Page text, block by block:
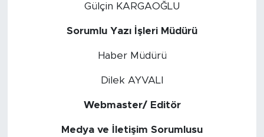
Gülçin KARGAOĞLU
Sorumlu Yazı İşleri Müdürü
Haber Müdürü
Dilek AYVALI
Webmaster/ Editör
Medya ve İletişim Sorumlusu